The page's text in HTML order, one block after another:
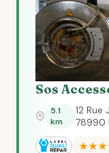
Sos
5.1
km
12
78990